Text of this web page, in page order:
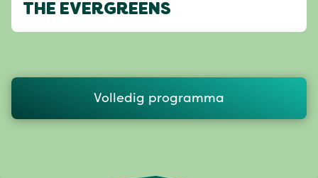
THE EVERGREENS
Volledig programma